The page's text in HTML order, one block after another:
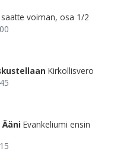
voiman, osa 1/2
Kirkollisvero
Evankeliumi ensin